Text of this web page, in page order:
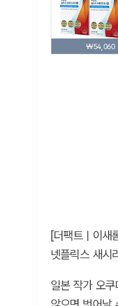
₩54,060
[더팩트ㅣ이새
넷플릭스 새시
일본 작가 오